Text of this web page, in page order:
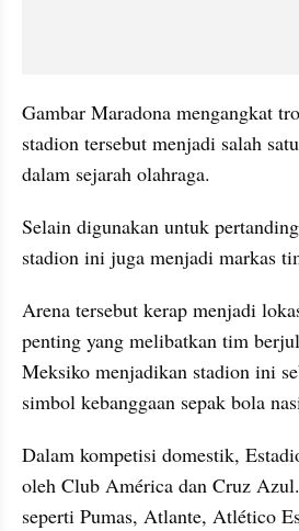
Gambar Maradona mengangkat
stadion tersebut menjadi salah
dalam sejarah olahraga.
Selain digunakan untuk
stadion ini juga menjadi markas
Arena tersebut kerap menjadi
penting yang melibatkan tim
Meksiko menjadikan stadion ini
simbol kebanggaan sepak bola
Dalam kompetisi domestik,
oleh Club América dan Cruz
seperti Pumas, Atlante, Atlético